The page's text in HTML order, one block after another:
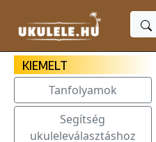
KIEMELT
Tanfolyamok
Segítség
ukuleleválasztáshoz